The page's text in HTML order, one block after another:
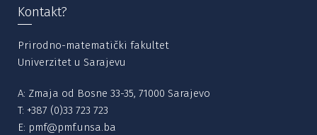
Kontakt?
Prirodno-matematički fakultet
Univerzitet u Sarajevu
A: Zmaja od Bosne 33-35, 71000 Sarajevo
T: +387 (0)33 723 723
E: pmf@pmf.unsa.ba